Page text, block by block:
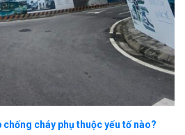
chống cháy phụ thuộc yếu tố nào?